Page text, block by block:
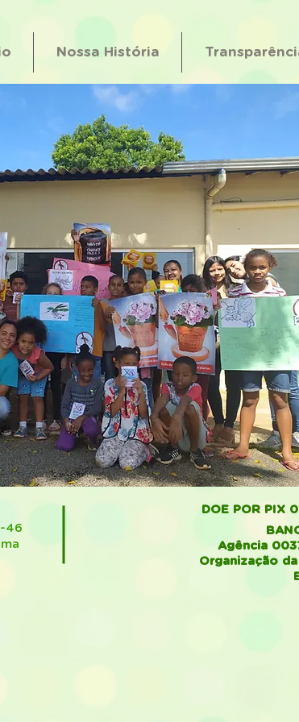
Nossa História
46
DOE POR PIX
Agência
Organização